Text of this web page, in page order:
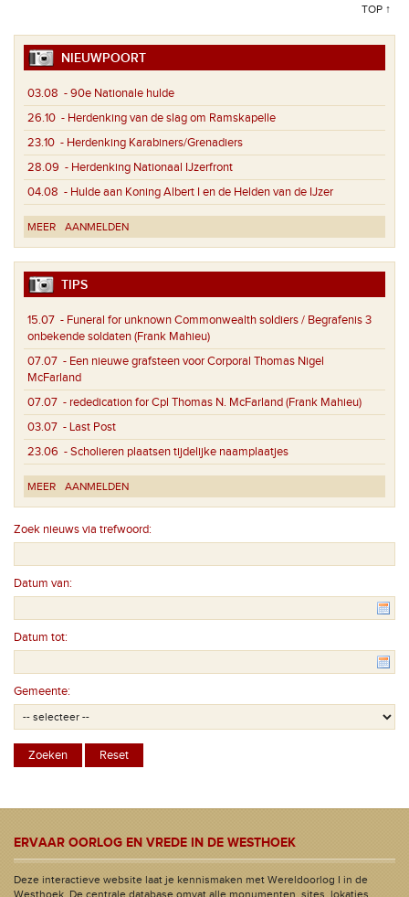
TOP ↑
NIEUWPOORT
03.08 - 90e Nationale hulde
26.10 - Herdenking van de slag om Ramskapelle
23.10 - Herdenking Karabiners/Grenadiers
28.09 - Herdenking Nationaal IJzerfront
04.08 - Hulde aan Koning Albert I en de Helden van de IJzer
MEER AANMELDEN
TIPS
15.07 - Funeral for unknown Commonwealth soldiers / Begrafenis 3
onbekende soldaten (Frank Mahieu)
07.07 - Een nieuwe grafsteen voor Corporal Thomas Nigel
McFarland
07.07 - rededication for Cpl Thomas N. McFarland (Frank Mahieu)
03.07 - Last Post
23.06 - Scholieren plaatsen tijdelijke naamplaatjes
MEER AANMELDEN
Zoek nieuws via trefwoord:
Datum van:
Datum tot:
Gemeente:
ERVAAR OORLOG EN VREDE IN DE WESTHOEK
Deze interactieve website laat je kennismaken met Wereldoorlog I in de